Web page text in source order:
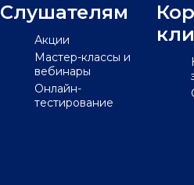
Слушателям
Акции
Мастер-классы и
вебинары
Онлайн-
тестирование